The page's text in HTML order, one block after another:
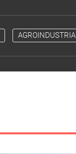
AGROINDUSTRIA